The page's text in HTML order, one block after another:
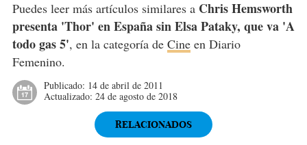
Puedes leer más artículos similares a Chris Hemsworth
presenta 'Thor' en España sin Elsa Pataky, que va 'A
todo gas 5', en la categoría de Cineen Diario
Femenino.
Publicado: 14 de abril de 2011
Actualizado: 24 de agosto de 2018
RELACIONADOS